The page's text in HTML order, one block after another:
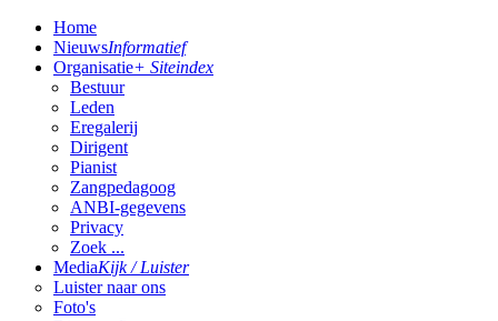
Home
NieuwsInformatief
Organisatie+ Siteindex
Bestuur
Leden
Eregalerij
Dirigent
Pianist
Zangpedagoog
ANBI-gegevens
Privacy
Zoek ...
MediaKijk / Luister
Luister naar ons
Foto's